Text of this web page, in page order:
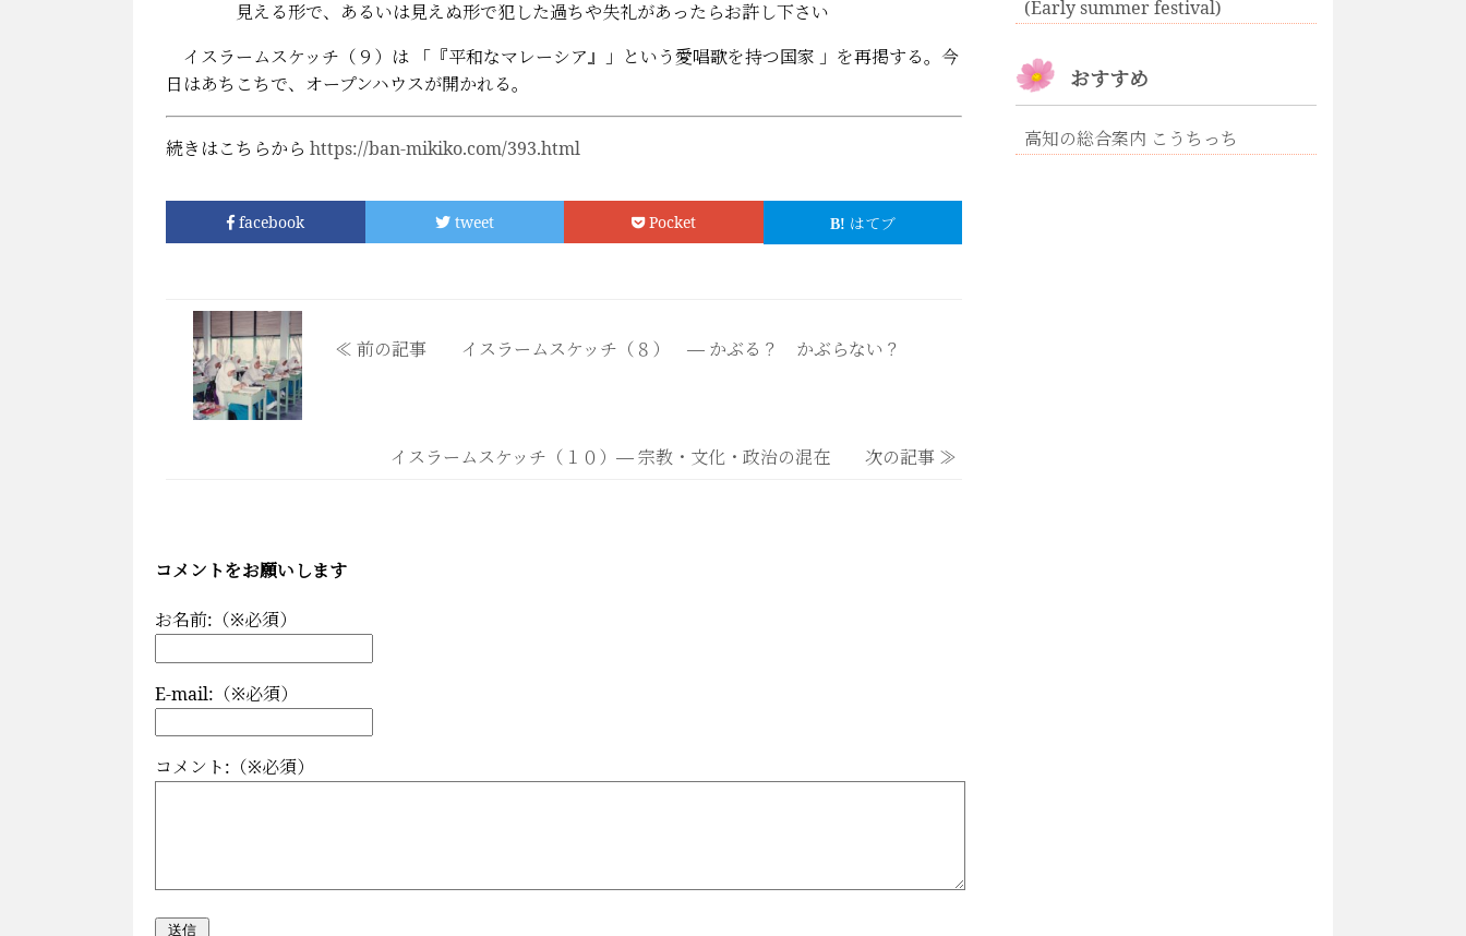
見える形で、あるいは見えぬ形で犯した過ちや失礼があったらお許し下さい
イスラームスケッチ（９）は 「『平和なマレーシア』」という愛唱歌を持つ国家 」を再掲する。今
日はあちこちで、オープンハウスが開かれる。
続きはこちらから https://ban-mikiko.com/393.html
facebook tweet Pocket はてブ
≪ 前の記事 イスラームスケッチ（８） ― かぶる？ かぶらない？
イスラームスケッチ（１０）― 宗教・文化・政治の混在 次の記事 ≫
コメントをお願いします
お名前:（※必須）
E-mail:（※必須）
コメント:（※必須）
(Early summer festival)
おすすめ
高知の総合案内 こうちっち